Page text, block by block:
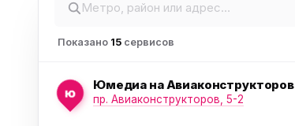
Показано 15 сервисов
ю
Юмедиа на Авиаконструкторов
пр. Авиаконструкторов, 5-2